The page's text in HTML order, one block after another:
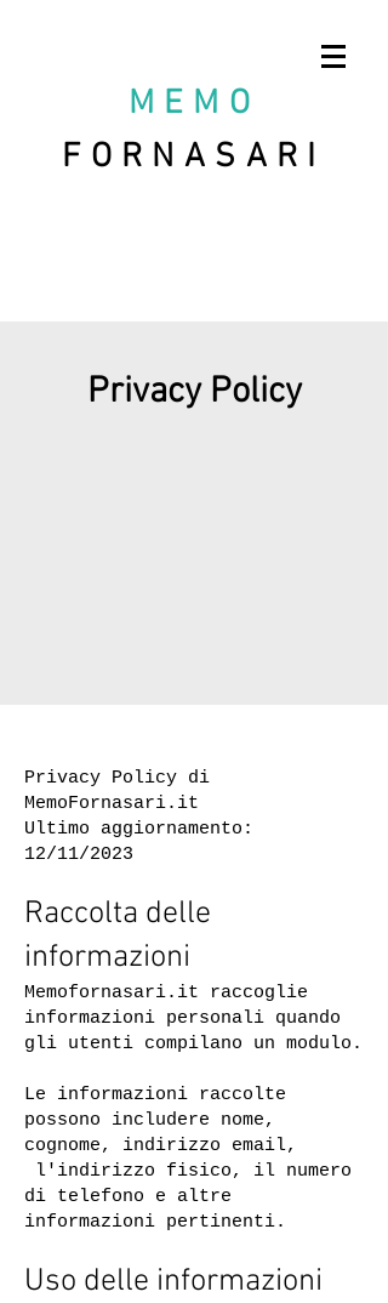
MEMO
FORNASARI
Privacy Policy
Privacy Policy di
MemoFornasari.it
Ultimo aggiornamento:
12/11/2023
Raccolta delle
informazioni
Memofornasari.it raccoglie
informazioni personali quando
gli utenti compilano un modulo.
Le informazioni raccolte
possono includere nome,
cognome, indirizzo email,
l'indirizzo fisico, il numero
di telefono e altre
informazioni pertinenti.
Uso delle informazioni